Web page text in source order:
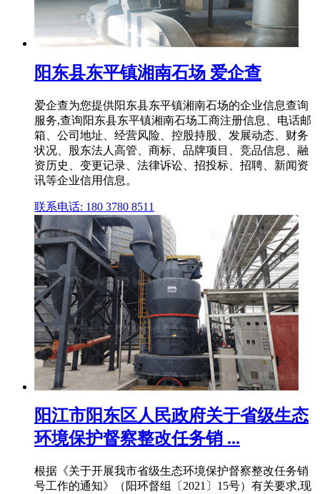
阳东县东平镇湘南石场 爱企查
爱企查为您提供阳东县东平镇湘南石场的企业信息查询
服务,查询阳东县东平镇湘南石场工商注册信息、电话邮
箱、公司地址、经营风险、控股持股、发展动态、财务
状况、股东法人高管、商标、品牌项目、竞品信息、融
资历史、变更记录、法律诉讼、招投标、招聘、新闻资
讯等企业信用信息。
联系电话: 180 3780 8511
阳江市阳东区人民政府关于省级生态
环境保护督察整改任务销 ...
根据《关于开展我市省级生态环境保护督察整改任务销
号工作的通知》（阳环督组〔2021〕15号）有关要求,现